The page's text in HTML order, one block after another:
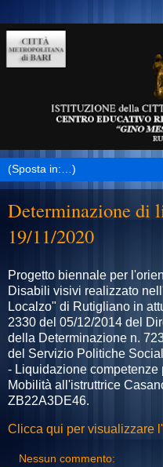
Determinazione di
19/11/2020
Progetto biennale per
Disabili visivi realizzato
Localzo" di Rutigliano in
2330 del 05/12/2014 del
della Determinazione n.
del Servizio Politiche
- Liquidazione
Mobilità all'istruttrice
ZB22A3DE46.
Clicca qui per visualizzare
Nessun commento: